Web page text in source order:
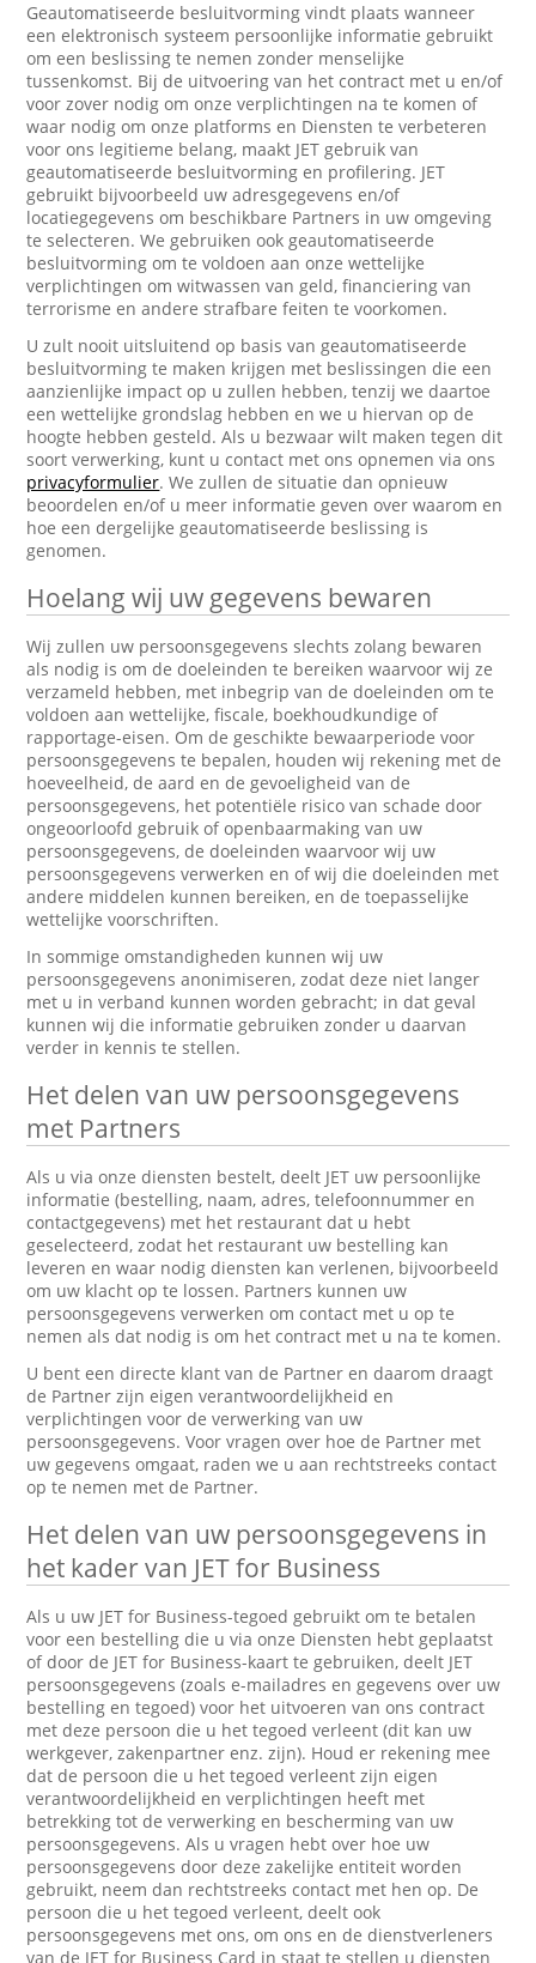
Geautomatiseerde besluitvorming vindt plaats wanneer
een elektronisch systeem persoonlijke informatie gebruikt
om een beslissing te nemen zonder menselijke
tussenkomst. Bij de uitvoering van het contract met u en/of
voor zover nodig om onze verplichtingen na te komen of
waar nodig om onze platforms en Diensten te verbeteren
voor ons legitieme belang, maakt JET gebruik van
geautomatiseerde besluitvorming en profilering. JET
gebruikt bijvoorbeeld uw adresgegevens en/of
locatiegegevens om beschikbare Partners in uw omgeving
te selecteren. We gebruiken ook geautomatiseerde
besluitvorming om te voldoen aan onze wettelijke
verplichtingen om witwassen van geld, financiering van
terrorisme en andere strafbare feiten te voorkomen.
U zult nooit uitsluitend op basis van geautomatiseerde
besluitvorming te maken krijgen met beslissingen die een
aanzienlijke impact op u zullen hebben, tenzij we daartoe
een wettelijke grondslag hebben en we u hiervan op de
hoogte hebben gesteld. Als u bezwaar wilt maken tegen dit
soort verwerking, kunt u contact met ons opnemen via ons
privacyformulier. We zullen de situatie dan opnieuw
beoordelen en/of u meer informatie geven over waarom en
hoe een dergelijke geautomatiseerde beslissing is
genomen.
Hoelang wij uw gegevens bewaren
Wij zullen uw persoonsgegevens slechts zolang bewaren
als nodig is om de doeleinden te bereiken waarvoor wij ze
verzameld hebben, met inbegrip van de doeleinden om te
voldoen aan wettelijke, fiscale, boekhoudkundige of
rapportage-eisen. Om de geschikte bewaarperiode voor
persoonsgegevens te bepalen, houden wij rekening met de
hoeveelheid, de aard en de gevoeligheid van de
persoonsgegevens, het potentiële risico van schade door
ongeoorloofd gebruik of openbaarmaking van uw
persoonsgegevens, de doeleinden waarvoor wij uw
persoonsgegevens verwerken en of wij die doeleinden met
andere middelen kunnen bereiken, en de toepasselijke
wettelijke voorschriften.
In sommige omstandigheden kunnen wij uw
persoonsgegevens anonimiseren, zodat deze niet langer
met u in verband kunnen worden gebracht; in dat geval
kunnen wij die informatie gebruiken zonder u daarvan
verder in kennis te stellen.
Het delen van uw persoonsgegevens
met Partners
Als u via onze diensten bestelt, deelt JET uw persoonlijke
informatie (bestelling, naam, adres, telefoonnummer en
contactgegevens) met het restaurant dat u hebt
geselecteerd, zodat het restaurant uw bestelling kan
leveren en waar nodig diensten kan verlenen, bijvoorbeeld
om uw klacht op te lossen. Partners kunnen uw
persoonsgegevens verwerken om contact met u op te
nemen als dat nodig is om het contract met u na te komen.
U bent een directe klant van de Partner en daarom draagt
de Partner zijn eigen verantwoordelijkheid en
verplichtingen voor de verwerking van uw
persoonsgegevens. Voor vragen over hoe de Partner met
uw gegevens omgaat, raden we u aan rechtstreeks contact
op te nemen met de Partner.
Het delen van uw persoonsgegevens in
het kader van JET for Business
Als u uw JET for Business-tegoed gebruikt om te betalen
voor een bestelling die u via onze Diensten hebt geplaatst
of door de JET for Business-kaart te gebruiken, deelt JET
persoonsgegevens (zoals e-mailadres en gegevens over uw
bestelling en tegoed) voor het uitvoeren van ons contract
met deze persoon die u het tegoed verleent (dit kan uw
werkgever, zakenpartner enz. zijn). Houd er rekening mee
dat de persoon die u het tegoed verleent zijn eigen
verantwoordelijkheid en verplichtingen heeft met
betrekking tot de verwerking en bescherming van uw
persoonsgegevens. Als u vragen hebt over hoe uw
persoonsgegevens door deze zakelijke entiteit worden
gebruikt, neem dan rechtstreeks contact met hen op. De
persoon die u het tegoed verleent, deelt ook
persoonsgegevens met ons, om ons en de dienstverleners
van de JET for Business Card in staat te stellen u diensten